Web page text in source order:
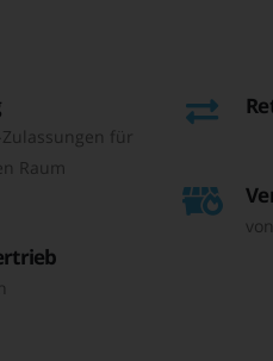
für
Raum